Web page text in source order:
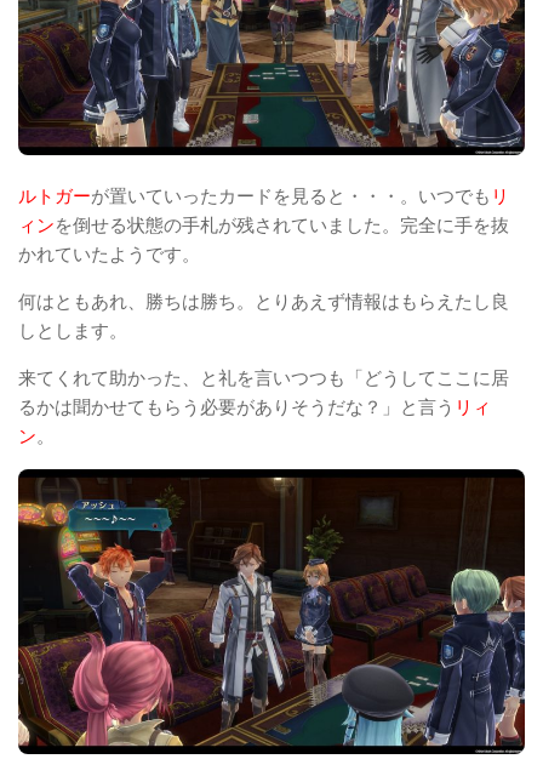
ルトガーが置いていったカードを見ると・・・。いつでも リ
ィンを倒せる状態の手札が残されていました。完全に手を抜
かれていたようです。
何はともあれ、勝ちは勝ち。とりあえず情報はもらえたし良
しとします。
来てくれて助かった、と礼を言いつつも「どうしてここに居
るかは聞かせてもらう必要がありそうだな？」と言う リィ
ン。